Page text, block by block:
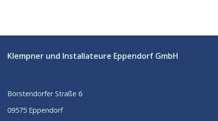
Klempner und Installateure Eppendorf GmbH
Borstendorfer Straße 6
09575 Eppendorf